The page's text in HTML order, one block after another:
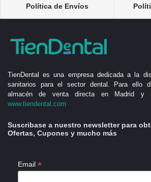
Política de Envíos
TienDental es una empresa dedicada a la
sanitarios para el sector dental. Para ello
almacén de venta directa en Madrid y
www.tiendental.com
Suscribase a nuestro newsletter para
Ofertas, Cupones y mucho más
Email *